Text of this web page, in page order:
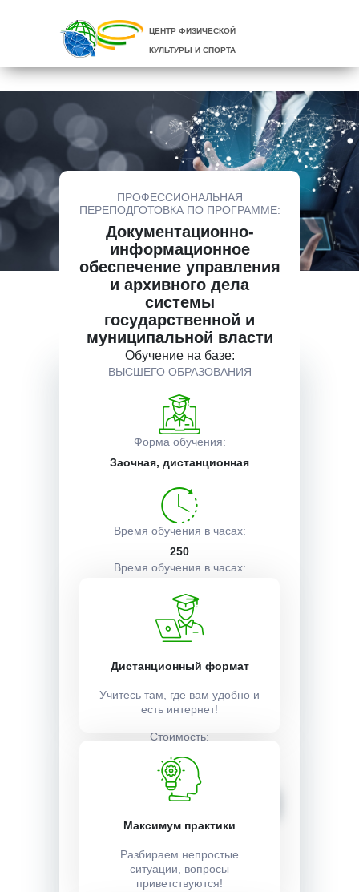
ЦЕНТР ФИЗИЧЕСКОЙ
КУЛЬТУРЫ И СПОРТА
ПРОФЕССИОНАЛЬНАЯ
ПЕРЕПОДГОТОВКА ПО ПРОГРАММЕ:
Документационно-
информационное
обеспечение управления
и архивного дела
системы
государственной и
муниципальной власти
Обучение на базе:
ВЫСШЕГО ОБРАЗОВАНИЯ
Форма обучения:
Заочная, дистанционная
Время обучения в часах:
250
Время обучения в часах:
Получить
Стоимость:
12000 ₽
Записаться
Описание курса
Получаемые документы
Условия поступления
Дистанционный формат
Учитесь там, где вам удобно и
есть интернет!
Максимум практики
Разбираем непростые
ситуации, вопросы
приветствуются!